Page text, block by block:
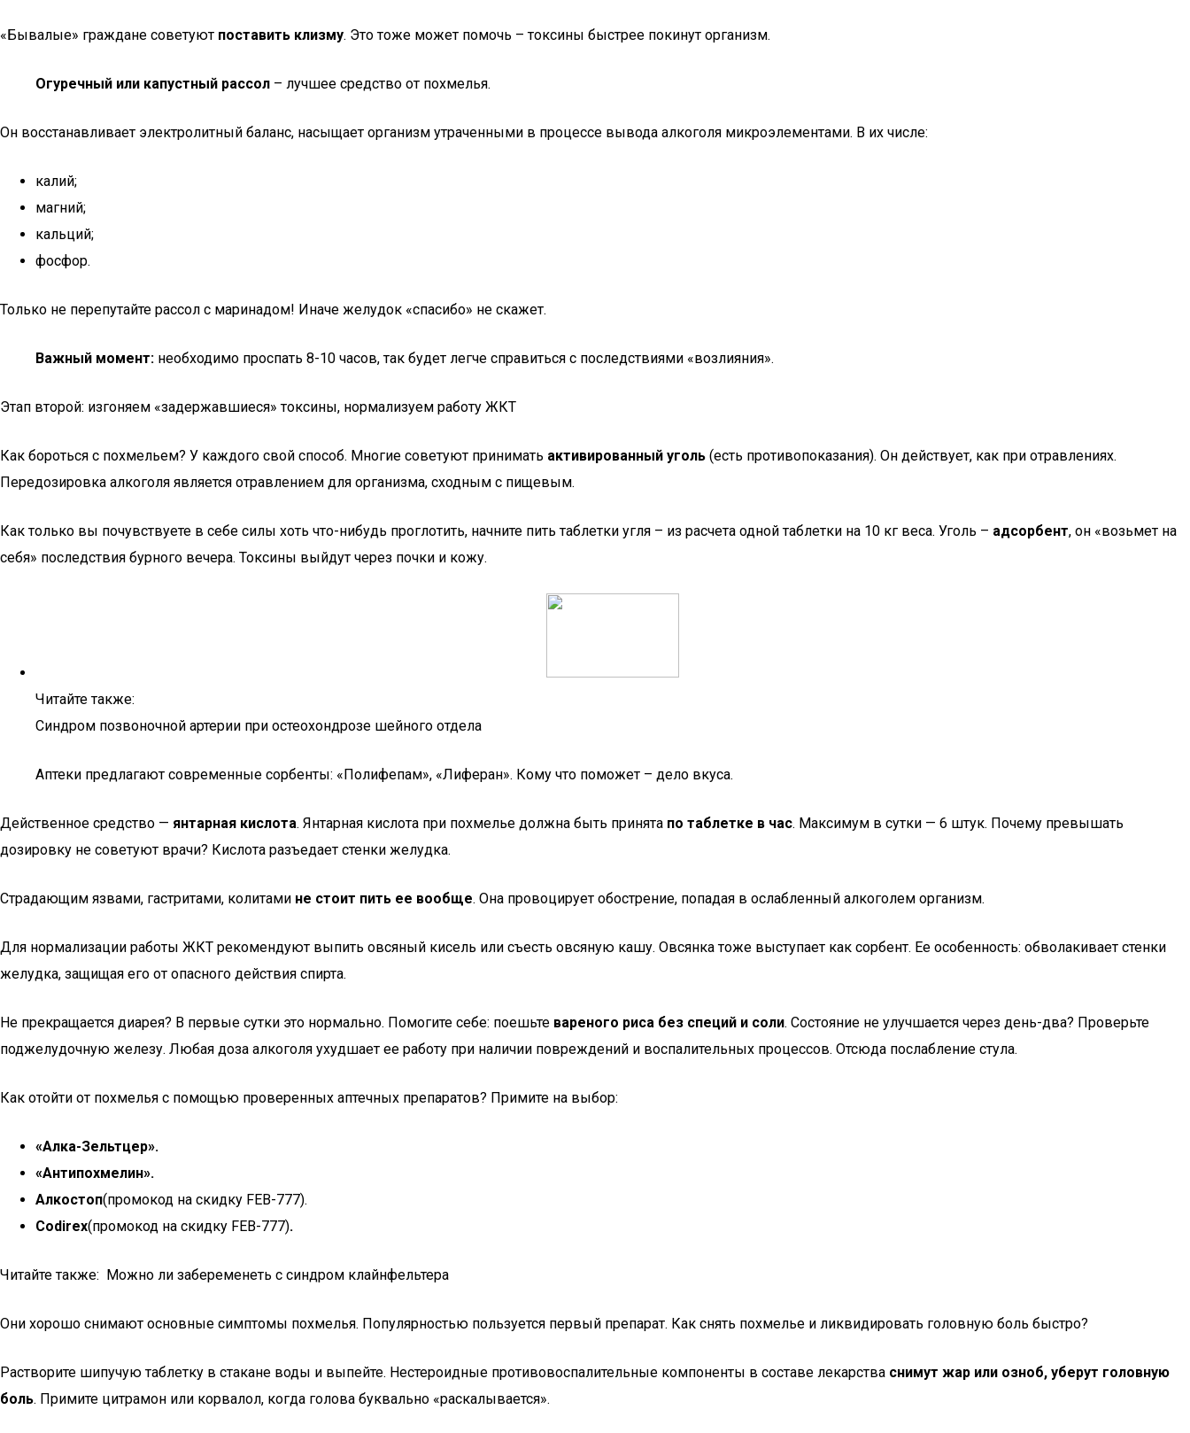
«Бывалые» граждане советуют поставить клизму. Это тоже может помочь – токсины быстрее покинут организм.
Огуречный или капустный рассол – лучшее средство от похмелья.
Он восстанавливает электролитный баланс, насыщает организм утраченными в процессе вывода алкоголя микроэлементами. В их числе:
калий;
магний;
кальций;
фосфор.
Только не перепутайте рассол с маринадом! Иначе желудок «спасибо» не скажет.
Важный момент: необходимо проспать 8-10 часов, так будет легче справиться с последствиями «возлияния».
Этап второй: изгоняем «задержавшиеся» токсины, нормализуем работу ЖКТ
Как бороться с похмельем? У каждого свой способ. Многие советуют принимать активированный уголь (есть противопоказания). Он действует, как при отравлениях.
Передозировка алкоголя является отравлением для организма, сходным с пищевым.
Как только вы почувствуете в себе силы хоть что-нибудь проглотить, начните пить таблетки угля – из расчета одной таблетки на 10 кг веса. Уголь – адсорбент, он «возьмет на
себя» последствия бурного вечера. Токсины выйдут через почки и кожу.
Читайте также:
Синдром позвоночной артерии при остеохондрозе шейного отдела
Аптеки предлагают современные сорбенты: «Полифепам», «Лиферан». Кому что поможет – дело вкуса.
Действенное средство — янтарная кислота. Янтарная кислота при похмелье должна быть принята по таблетке в час. Максимум в сутки — 6 штук. Почему превышать
дозировку не советуют врачи? Кислота разъедает стенки желудка.
Страдающим язвами, гастритами, колитами не стоит пить ее вообще. Она провоцирует обострение, попадая в ослабленный алкоголем организм.
Для нормализации работы ЖКТ рекомендуют выпить овсяный кисель или съесть овсяную кашу. Овсянка тоже выступает как сорбент. Ее особенность: обволакивает стенки
желудка, защищая его от опасного действия спирта.
Не прекращается диарея? В первые сутки это нормально. Помогите себе: поешьте вареного риса без специй и соли. Состояние не улучшается через день-два? Проверьте
поджелудочную железу. Любая доза алкоголя ухудшает ее работу при наличии повреждений и воспалительных процессов. Отсюда послабление стула.
Как отойти от похмелья с помощью проверенных аптечных препаратов? Примите на выбор:
«Алка-Зельтцер».
«Антипохмелин».
Алкостоп(промокод на скидку FEB-777).
Codirex(промокод на скидку FEB-777).
Читайте также: Можно ли забеременеть с синдром клайнфельтера
Они хорошо снимают основные симптомы похмелья. Популярностью пользуется первый препарат. Как снять похмелье и ликвидировать головную боль быстро?
Растворите шипучую таблетку в стакане воды и выпейте. Нестероидные противовоспалительные компоненты в составе лекарства снимут жар или озноб, уберут головную
боль. Примите цитрамон или корвалол, когда голова буквально «раскалывается».